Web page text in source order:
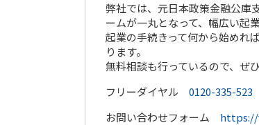
弊社では、元日本政策金融公庫
ームが一丸となって、幅広い起
起業の手続きって何から始めれ
ります。
無料相談も行っているので、ぜ
フリーダイヤル 0120-335-523
お問い合わせフォーム